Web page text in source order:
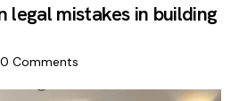
legal mistakes in building
0 Comments